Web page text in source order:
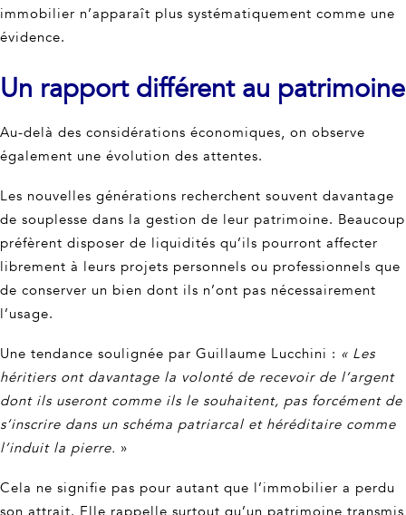
immobilier n’apparaît plus systématiquement comme une
évidence.
Un rapport différent au patrimoine
Au-delà des considérations économiques, on observe
également une évolution des attentes.
Les nouvelles générations recherchent souvent davantage
de souplesse dans la gestion de leur patrimoine. Beaucoup
préfèrent disposer de liquidités qu’ils pourront affecter
librement à leurs projets personnels ou professionnels que
de conserver un bien dont ils n’ont pas nécessairement
l’usage.
Une tendance soulignée par Guillaume Lucchini : « Les
héritiers ont davantage la volonté de recevoir de l’argent
dont ils useront comme ils le souhaitent, pas forcément de
s’inscrire dans un schéma patriarcal et héréditaire comme
l’induit la pierre. »
Cela ne signifie pas pour autant que l’immobilier a perdu
son attrait. Elle rappelle surtout qu’un patrimoine transmis